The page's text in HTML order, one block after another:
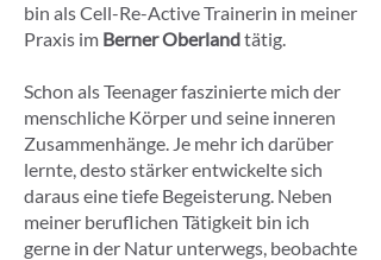
bin als Cell-Re-Active Trainerin in meiner
Praxis im Berner Oberlandtätig.
Schon als Teenager faszinierte mich der
menschliche Körper und seine inneren
Zusammenhänge. Je mehr ich darüber
lernte, desto stärker entwickelte sich
daraus eine tiefe Begeisterung. Neben
meiner beruflichen Tätigkeit bin ich
gerne in der Natur unterwegs, beobachte